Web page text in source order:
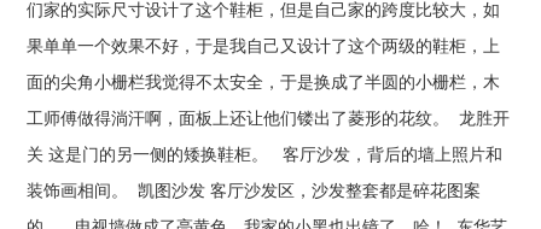
们家的实际尺寸设计了这个鞋柜，但是自己家的跨度比较大，如
果单单一个效果不好，于是我自己又设计了这个两级的鞋柜，上
面的尖角小栅栏我觉得不太安全，于是换成了半圆的小栅栏，木
工师傅做得淌汗啊，面板上还让他们镂出了菱形的花纹。 龙胜开
关 这是门的另一侧的矮换鞋柜。 客厅沙发，背后的墙上照片和
装饰画相间。 凯图沙发 客厅沙发区，沙发整套都是碎花图案